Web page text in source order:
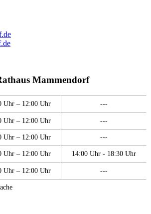
Mammendorf
Uhr – 12:00 Uhr ---
Uhr – 12:00 Uhr ---
Uhr – 12:00 Uhr ---
Uhr – 12:00 Uhr 14:00 Uhr - 18:30 Uhr
Uhr – 12:00 Uhr ---